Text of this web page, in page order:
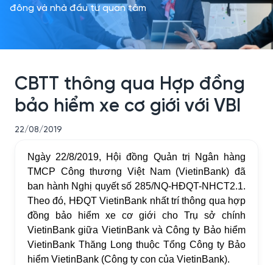
đông và nhà đầu tư quan tâm
CBTT thông qua Hợp đồng
bảo hiểm xe cơ giới với VBI
22/08/2019
Ngày 22/8/2019, Hội đồng Quản trị Ngân hàng
TMCP Công thương Việt Nam (VietinBank) đã
ban hành Nghị quyết số 285/NQ-HĐQT-NHCT2.1.
Theo đó, HĐQT VietinBank nhất trí thông qua hợp
đồng bảo hiểm xe cơ giới cho Trụ sở chính
VietinBank giữa VietinBank và Công ty Bảo hiểm
VietinBank Thăng Long thuộc Tổng Công ty Bảo
hiểm VietinBank (Công ty con của VietinBank).